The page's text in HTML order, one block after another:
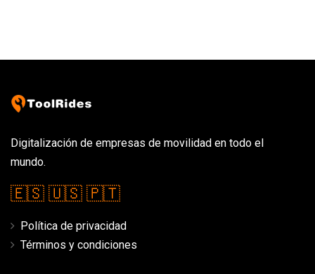
Digitalización de empresas de movilidad en todo el
mundo.
🇪🇸 🇺🇸 🇵🇹
Política de privacidad
Términos y condiciones